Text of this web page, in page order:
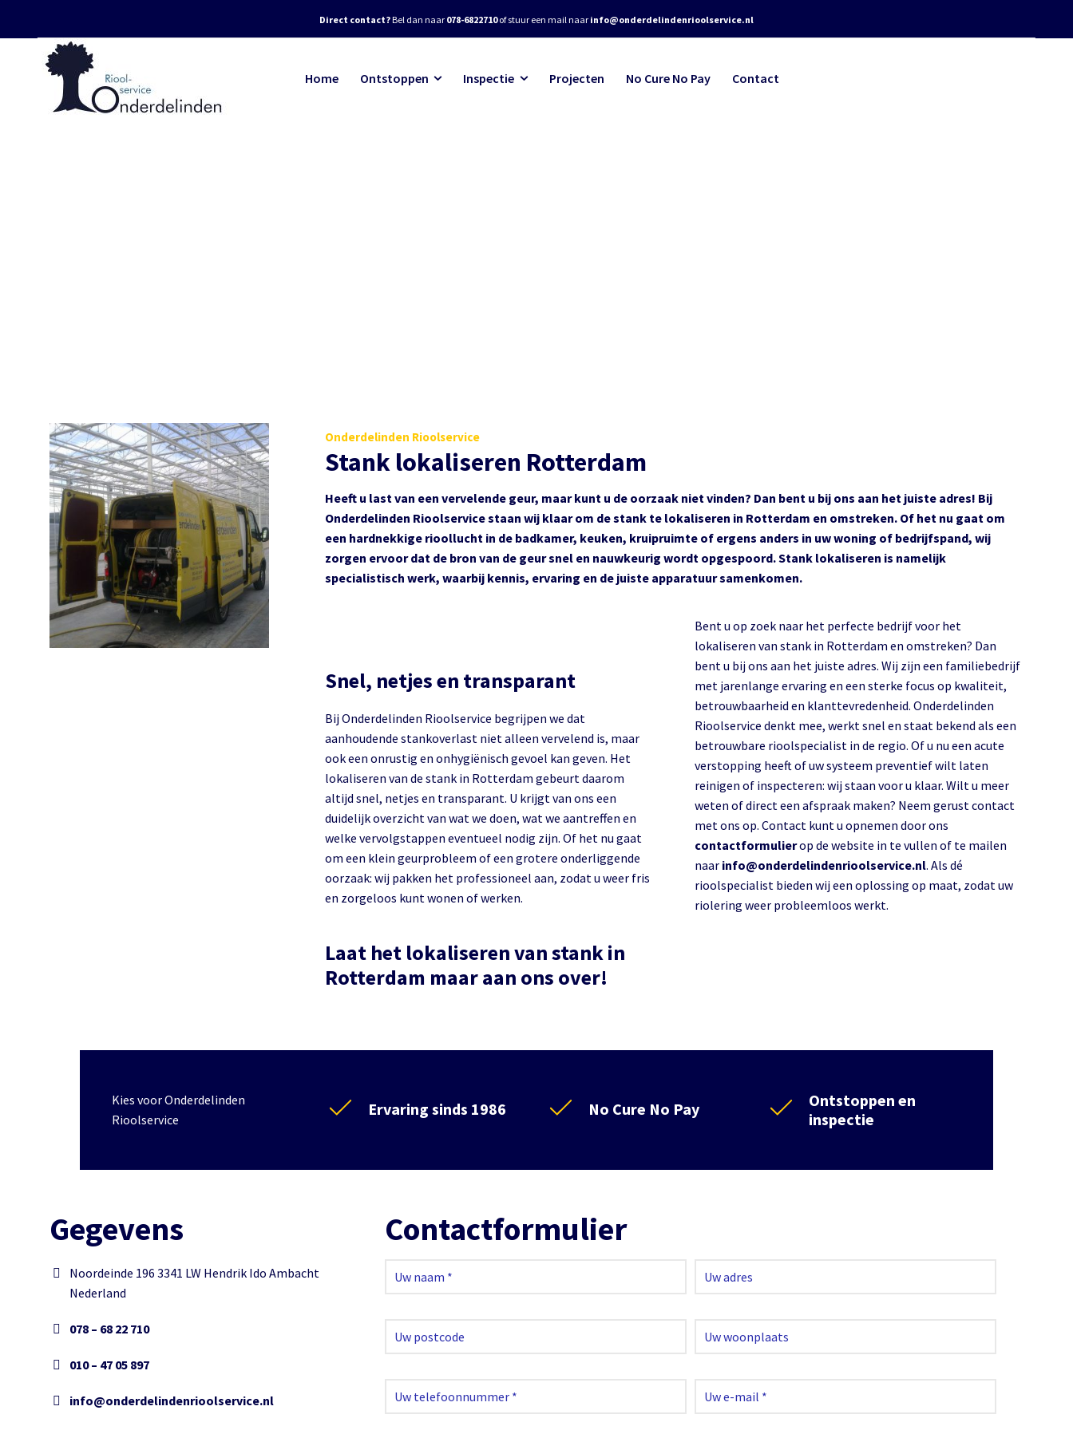
Direct contact?Bel dan naar 078-6822710of stuur een mail naar info@onderdelindenrioolservice.nl
Home Ontstoppen Inspectie Projecten No Cure No Pay Contact
Onderdelinden Rioolservice
Stank lokaliseren Rotterdam
Heeft u last van een vervelende geur, maar kunt u de oorzaak niet vinden? Dan bent u bij ons aan het juiste adres! Bij
Onderdelinden Rioolservice staan wij klaar om de stank te lokaliseren in Rotterdam en omstreken. Of het nu gaat om
een hardnekkige rioollucht in de badkamer, keuken, kruipruimte of ergens anders in uw woning of bedrijfspand, wij
zorgen ervoor dat de bron van de geur snel en nauwkeurig wordt opgespoord. Stank lokaliseren is namelijk
specialistisch werk, waarbij kennis, ervaring en de juiste apparatuur samenkomen.
Snel, netjes en transparant
Bij Onderdelinden Rioolservice begrijpen we dat
aanhoudende stankoverlast niet alleen vervelend is, maar
ook een onrustig en onhygiënisch gevoel kan geven. Het
lokaliseren van de stank in Rotterdam gebeurt daarom
altijd snel, netjes en transparant. U krijgt van ons een
duidelijk overzicht van wat we doen, wat we aantreffen en
welke vervolgstappen eventueel nodig zijn. Of het nu gaat
om een klein geurprobleem of een grotere onderliggende
oorzaak: wij pakken het professioneel aan, zodat u weer fris
en zorgeloos kunt wonen of werken.
Laat het lokaliseren van stank in
Rotterdam maar aan ons over!
Bent u op zoek naar het perfecte bedrijf voor het
lokaliseren van stank in Rotterdam en omstreken? Dan
bent u bij ons aan het juiste adres. Wij zijn een familiebedrijf
met jarenlange ervaring en een sterke focus op kwaliteit,
betrouwbaarheid en klanttevredenheid. Onderdelinden
Rioolservice denkt mee, werkt snel en staat bekend als een
betrouwbare rioolspecialist in de regio. Of u nu een acute
verstopping heeft of uw systeem preventief wilt laten
reinigen of inspecteren: wij staan voor u klaar. Wilt u meer
weten of direct een afspraak maken? Neem gerust contact
met ons op. Contact kunt u opnemen door ons
contactformulierop de website in te vullen of te mailen
naar info@onderdelindenrioolservice.nl. Als dé
rioolspecialist bieden wij een oplossing op maat, zodat uw
riolering weer probleemloos werkt.
Kies voor Onderdelinden
Rioolservice
Ervaring sinds 1986 No Cure No Pay
Ontstoppen en
inspectie
Gegevens
Noordeinde 196 3341 LW Hendrik Ido Ambacht
Nederland
078 – 68 22 710
010 – 47 05 897
info@onderdelindenrioolservice.nl
Contactformulier